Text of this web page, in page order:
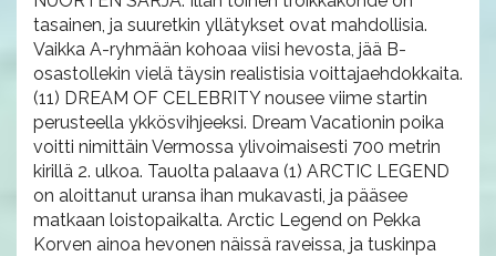
tasainen, ja suuretkin yllätykset ovat mahdollisia.
Vaikka A-ryhmään kohoaa viisi hevosta, jää B-
osastollekin vielä täysin realistisia voittajaehdokkaita.
(11) DREAM OF CELEBRITY nousee viime startin
perusteella ykkösvihjeeksi. Dream Vacationin poika
voitti nimittäin Vermossa ylivoimaisesti 700 metrin
kirillä 2. ulkoa. Tauolta palaava (1) ARCTIC LEGEND
on aloittanut uransa ihan mukavasti, ja pääsee
matkaan loistopaikalta. Arctic Legend on Pekka
Korven ainoa hevonen näissä raveissa, ja tuskinpa